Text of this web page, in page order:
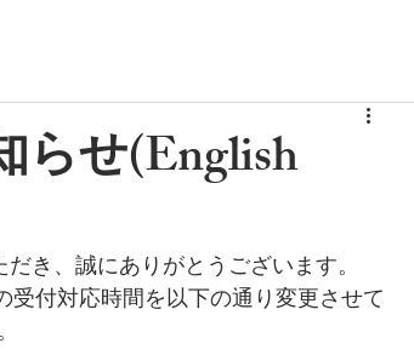
らせ(English
き、誠にありがとうございます。
付対応時間を以下の通り変更させて